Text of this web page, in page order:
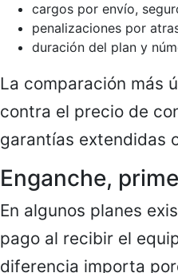
cargos por envío,
penalizaciones por
duración del plan y
La comparación más
contra el precio de
garantías extendidas
Enganche,
En algunos planes
pago al recibir el
diferencia importa